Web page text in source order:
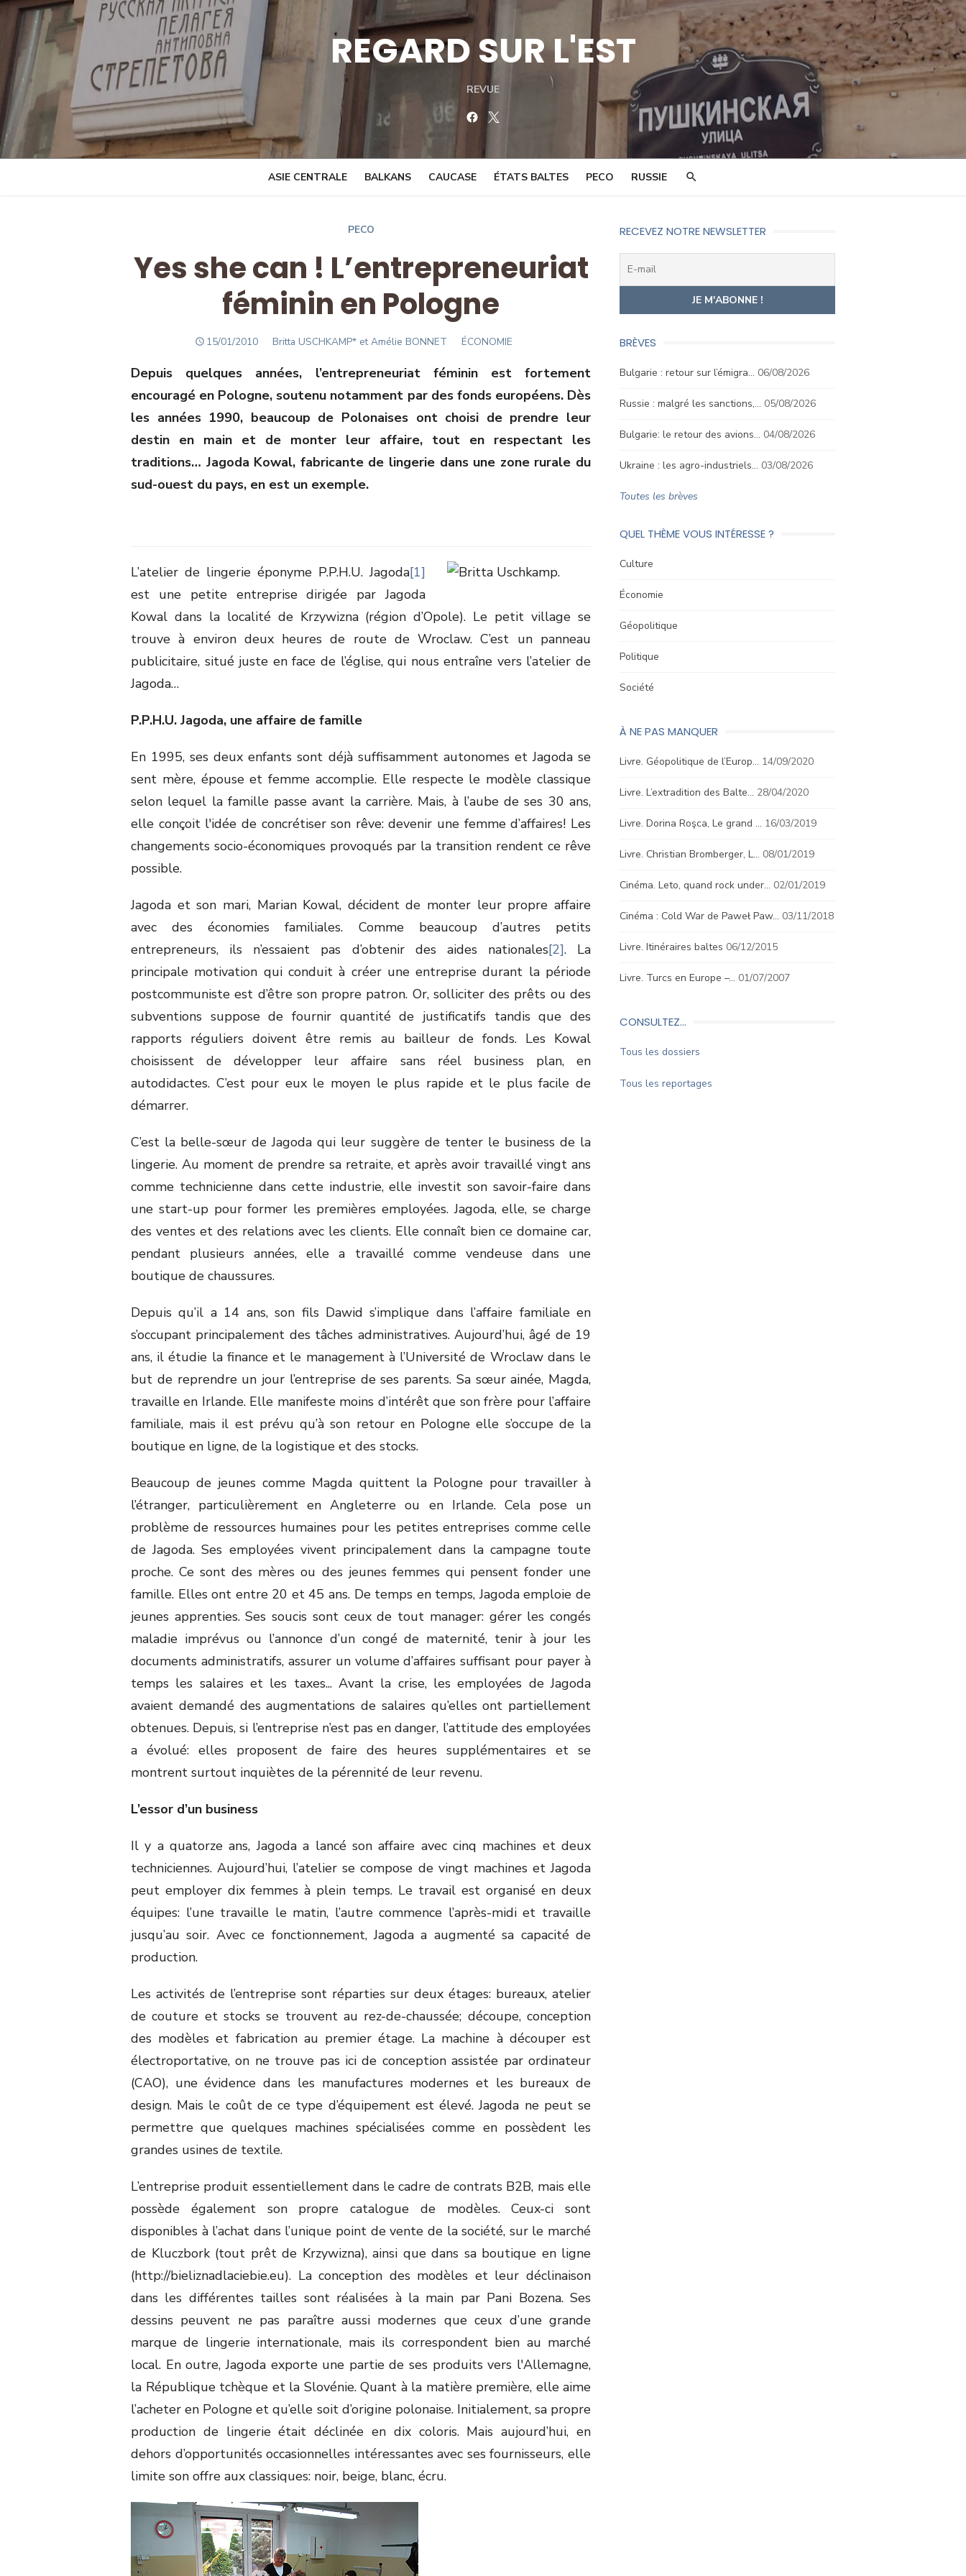
Skip
content
REGARD SUR L'EST
REVUE
Facebook
ASIE CENTRALE BALKANS CAUCASE ÉTATS BALTES PECO RUSSIE
PECO
Yes she can ! L’entrepreneuriat
féminin en Pologne
POSTED
15/01/2010 Author
Britta USCHKAMP* et Amélie BONNET ÉCONOMIE
Depuis quelques années, l’entrepreneuriat féminin est fortement
encouragé en Pologne, soutenu notamment par des fonds européens. Dès
les années 1990, beaucoup de Polonaises ont choisi de prendre leur
destin en main et de monter leur affaire, tout en respectant les
traditions… Jagoda Kowal, fabricante de lingerie dans une zone rurale du
sud-ouest du pays, en est un exemple.
L’atelier de lingerie éponyme P.P.H.U. Jagoda[1]
est une petite entreprise dirigée par Jagoda
Kowal dans la localité de Krzywizna (région d’Opole). Le petit village se
trouve à environ deux heures de route de Wroclaw. C’est un panneau
publicitaire, situé juste en face de l’église, qui nous entraîne vers l’atelier de
Jagoda…
P.P.H.U. Jagoda, une affaire de famille
En 1995, ses deux enfants sont déjà suffisamment autonomes et Jagoda se
sent mère, épouse et femme accomplie. Elle respecte le modèle classique
selon lequel la famille passe avant la carrière. Mais, à l’aube de ses 30 ans,
elle conçoit l'idée de concrétiser son rêve: devenir une femme d’affaires! Les
changements socio-économiques provoqués par la transition rendent ce rêve
possible.
Jagoda et son mari, Marian Kowal, décident de monter leur propre affaire
avec des économies familiales. Comme beaucoup d’autres petits
entrepreneurs, ils n’essaient pas d’obtenir des aides nationales[2]. La
principale motivation qui conduit à créer une entreprise durant la période
postcommuniste est d’être son propre patron. Or, solliciter des prêts ou des
subventions suppose de fournir quantité de justificatifs tandis que des
rapports réguliers doivent être remis au bailleur de fonds. Les Kowal
choisissent de développer leur affaire sans réel business plan, en
autodidactes. C’est pour eux le moyen le plus rapide et le plus facile de
démarrer.
C’est la belle-sœur de Jagoda qui leur suggère de tenter le business de la
lingerie. Au moment de prendre sa retraite, et après avoir travaillé vingt ans
comme technicienne dans cette industrie, elle investit son savoir-faire dans
une start-up pour former les premières employées. Jagoda, elle, se charge
des ventes et des relations avec les clients. Elle connaît bien ce domaine car,
pendant plusieurs années, elle a travaillé comme vendeuse dans une
boutique de chaussures.
Depuis qu’il a 14 ans, son fils Dawid s’implique dans l’affaire familiale en
s’occupant principalement des tâches administratives. Aujourd’hui, âgé de 19
ans, il étudie la finance et le management à l’Université de Wroclaw dans le
but de reprendre un jour l’entreprise de ses parents. Sa sœur ainée, Magda,
travaille en Irlande. Elle manifeste moins d’intérêt que son frère pour l’affaire
familiale, mais il est prévu qu’à son retour en Pologne elle s’occupe de la
boutique en ligne, de la logistique et des stocks.
Beaucoup de jeunes comme Magda quittent la Pologne pour travailler à
l’étranger, particulièrement en Angleterre ou en Irlande. Cela pose un
problème de ressources humaines pour les petites entreprises comme celle
de Jagoda. Ses employées vivent principalement dans la campagne toute
proche. Ce sont des mères ou des jeunes femmes qui pensent fonder une
famille. Elles ont entre 20 et 45 ans. De temps en temps, Jagoda emploie de
jeunes apprenties. Ses soucis sont ceux de tout manager: gérer les congés
maladie imprévus ou l’annonce d’un congé de maternité, tenir à jour les
documents administratifs, assurer un volume d’affaires suffisant pour payer à
temps les salaires et les taxes... Avant la crise, les employées de Jagoda
avaient demandé des augmentations de salaires qu’elles ont partiellement
obtenues. Depuis, si l’entreprise n’est pas en danger, l’attitude des employées
a évolué: elles proposent de faire des heures supplémentaires et se
montrent surtout inquiètes de la pérennité de leur revenu.
L’essor d’un business
Il y a quatorze ans, Jagoda a lancé son affaire avec cinq machines et deux
techniciennes. Aujourd’hui, l’atelier se compose de vingt machines et Jagoda
peut employer dix femmes à plein temps. Le travail est organisé en deux
équipes: l’une travaille le matin, l’autre commence l’après-midi et travaille
jusqu’au soir. Avec ce fonctionnement, Jagoda a augmenté sa capacité de
production.
Les activités de l’entreprise sont réparties sur deux étages: bureaux, atelier
de couture et stocks se trouvent au rez-de-chaussée; découpe, conception
des modèles et fabrication au premier étage. La machine à découper est
électroportative, on ne trouve pas ici de conception assistée par ordinateur
(CAO), une évidence dans les manufactures modernes et les bureaux de
design. Mais le coût de ce type d’équipement est élevé. Jagoda ne peut se
permettre que quelques machines spécialisées comme en possèdent les
grandes usines de textile.
L’entreprise produit essentiellement dans le cadre de contrats B2B, mais elle
possède également son propre catalogue de modèles. Ceux-ci sont
disponibles à l’achat dans l’unique point de vente de la société, sur le marché
de Kluczbork (tout prêt de Krzywizna), ainsi que dans sa boutique en ligne
(http://bieliznadlaciebie.eu). La conception des modèles et leur déclinaison
dans les différentes tailles sont réalisées à la main par Pani Bozena. Ses
dessins peuvent ne pas paraître aussi modernes que ceux d’une grande
marque de lingerie internationale, mais ils correspondent bien au marché
local. En outre, Jagoda exporte une partie de ses produits vers l'Allemagne,
la République tchèque et la Slovénie. Quant à la matière première, elle aime
l’acheter en Pologne et qu’elle soit d’origine polonaise. Initialement, sa propre
production de lingerie était déclinée en dix coloris. Mais aujourd’hui, en
dehors d’opportunités occasionnelles intéressantes avec ses fournisseurs, elle
limite son offre aux classiques: noir, beige, blanc, écru.
RECEVEZ NOTRE NEWSLETTER
BRÈVES
Bulgarie : retour sur l’émigra… 06/08/2026
Russie : malgré les sanctions,… 05/08/2026
Bulgarie: le retour des avions… 04/08/2026
Ukraine : les agro-industriels… 03/08/2026
Toutes les brèves
QUEL THÈME VOUS INTÉRESSE ?
Culture
Économie
Géopolitique
Politique
Société
À NE PAS MANQUER
Livre. Géopolitique de l’Europ… 14/09/2020
Livre. L’extradition des Balte… 28/04/2020
Livre. Dorina Roşca, Le grand … 16/03/2019
Livre. Christian Bromberger, L… 08/01/2019
Cinéma. Leto, quand rock under… 02/01/2019
Cinéma : Cold War de Paweł Paw… 03/11/2018
Livre. Itinéraires baltes 06/12/2015
Livre. Turcs en Europe –… 01/07/2007
CONSULTEZ…
Tous les dossiers
Tous les reportages